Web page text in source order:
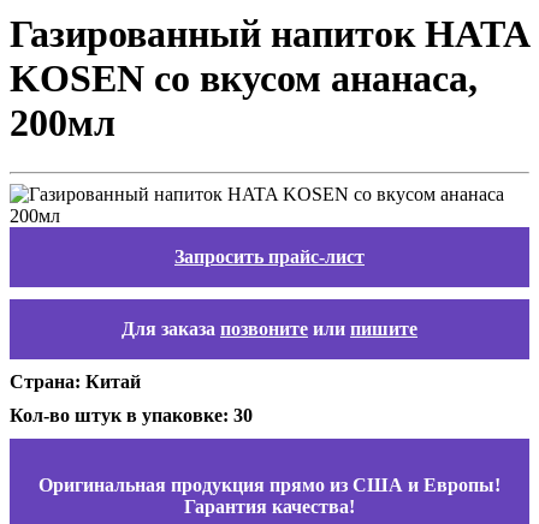
Газированный напиток HATA
KOSEN со вкусом ананаса,
200мл
Запросить прайс-лист
Для заказа позвоните или пишите
Страна: Китай
Кол-во штук в упаковке: 30
Оригинальная продукция прямо из США и Европы!
Гарантия качества!